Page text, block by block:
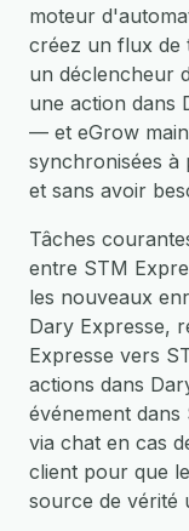
moteur
créez un flux de
un déclencheur
une action dans
— et eGrow
synchronisées à
et sans avoir
Tâches
entre STM
les nouveaux
Dary Expresse,
Expresse vers
actions dans
événement
via chat en cas
client pour que
source de vérité